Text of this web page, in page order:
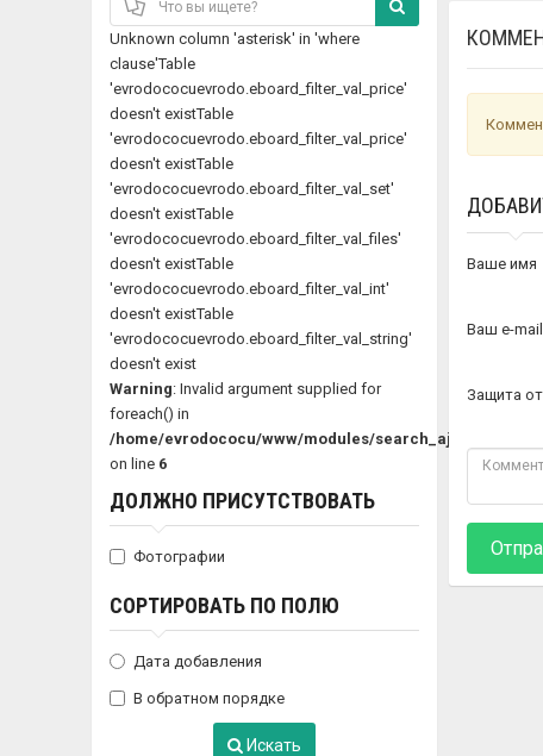
Unknown column 'asterisk' in 'where
clause'Table
'evrodococuevrodo.eboard_filter_val_price'
doesn't existTable
'evrodococuevrodo.eboard_filter_val_price'
doesn't existTable
'evrodococuevrodo.eboard_filter_val_set'
doesn't existTable
'evrodococuevrodo.eboard_filter_val_files'
doesn't existTable
'evrodococuevrodo.eboard_filter_val_int'
doesn't existTable
'evrodococuevrodo.eboard_filter_val_string'
doesn't exist
Warning: Invalid argument supplied for
foreach() in
/home/evrodococu/www/modules/search_ajax.inc
on line 6
ДОЛЖНО ПРИСУТСТВОВАТЬ
Фотографии
СОРТИРОВАТЬ ПО ПОЛЮ
Дата добавления
В обратном порядке
Искать
Ваше имя
Ваш e-mail
Защита